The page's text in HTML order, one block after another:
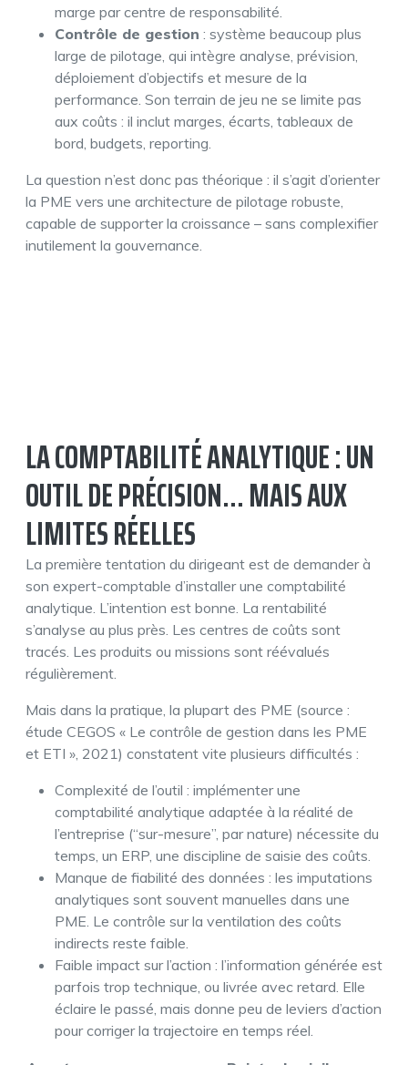
marge par centre de responsabilité.
Contrôle de gestion : système beaucoup plus
large de pilotage, qui intègre analyse, prévision,
déploiement d’objectifs et mesure de la
performance. Son terrain de jeu ne se limite pas
aux coûts : il inclut marges, écarts, tableaux de
bord, budgets, reporting.
La question n’est donc pas théorique : il s’agit d’orienter
la PME vers une architecture de pilotage robuste,
capable de supporter la croissance – sans complexifier
inutilement la gouvernance.
LA COMPTABILITÉ ANALYTIQUE : UN
OUTIL DE PRÉCISION… MAIS AUX
LIMITES RÉELLES
La première tentation du dirigeant est de demander à
son expert-comptable d’installer une comptabilité
analytique. L’intention est bonne. La rentabilité
s’analyse au plus près. Les centres de coûts sont
tracés. Les produits ou missions sont réévalués
régulièrement.
Mais dans la pratique, la plupart des PME (source :
étude CEGOS « Le contrôle de gestion dans les PME
et ETI », 2021) constatent vite plusieurs difficultés :
Complexité de l’outil : implémenter une
comptabilité analytique adaptée à la réalité de
l’entreprise (“sur-mesure”, par nature) nécessite du
temps, un ERP, une discipline de saisie des coûts.
Manque de fiabilité des données : les imputations
analytiques sont souvent manuelles dans une
PME. Le contrôle sur la ventilation des coûts
indirects reste faible.
Faible impact sur l’action : l’information générée est
parfois trop technique, ou livrée avec retard. Elle
éclaire le passé, mais donne peu de leviers d’action
pour corriger la trajectoire en temps réel.